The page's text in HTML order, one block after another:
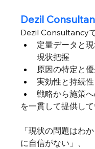
Dezil
Dezil Consultancyで
定量データと
現状把握
原因の特定と
実効性と持続
戦略から施策
を一貫して提供して
「現状の問題はわ
に自信がない」、